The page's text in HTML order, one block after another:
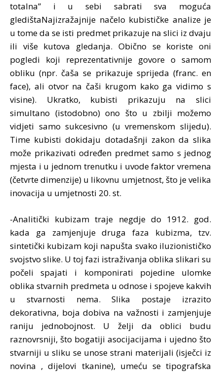
totalna” i u sebi sabrati sva moguća
gledištaNajizražajnije načelo kubističke analize je
u tome da se isti predmet prikazuje na slici iz dvaju
ili više kutova gledanja. Obično se koriste oni
pogledi koji reprezentativnije govore o samom
obliku (npr. čaša se prikazuje sprijeda (franc. en
face), ali otvor na čaši krugom kako ga vidimo s
visine). Ukratko, kubisti prikazuju na slici
simultano (istodobno) ono što u zbilji možemo
vidjeti samo sukcesivno (u vremenskom slijedu).
Time kubisti dokidaju dotadašnji zakon da slika
može prikazivati određen predmet samo s jednog
mjesta i u jednom trenutku i uvode faktor vremena
(četvrte dimenzije) u likovnu umjetnost, što je velika
inovacija u umjetnosti 20. st.
-Analitički kubizam traje negdje do 1912. god.
kada ga zamjenjuje druga faza kubizma, tzv.
sintetički kubizam koji napušta svako iluzionističko
svojstvo slike. U toj fazi istraživanja oblika slikari su
počeli spajati i komponirati pojedine ulomke
oblika stvarnih predmeta u odnose i spojeve kakvih
u stvarnosti nema. Slika postaje izrazito
dekorativna, boja dobiva na važnosti i zamjenjuje
raniju jednobojnost. U želji da oblici budu
raznovrsniji, što bogatiji asocijacijama i ujedno što
stvarniji u sliku se unose strani materijali (isječci iz
novina , dijelovi tkanine), umeću se tipografska